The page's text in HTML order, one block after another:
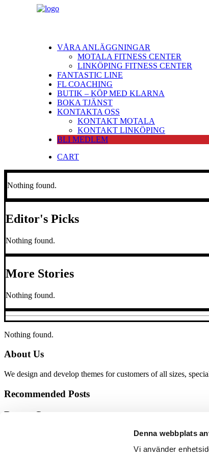
Denna webbplats
Vi använder
VÅRA ANLÄGGNINGAR
MOTALA FITNESS CENTER
LINKÖPING FITNESS CENTER
FANTASTIC LINE
FL COACHING
BUTIK – KÖP MED KLARNA
BOKA TJÄNST
KONTAKTA OSS
KONTAKT MOTALA
KONTAKT LINKÖPING
BLI MEDLEM
CART
Nothing found.
Editor's Picks
Nothing found.
More Stories
Nothing found.
Nothing found.
About Us
We design and develop themes for customers of all sizes,
Recommended Posts
Recent Comments